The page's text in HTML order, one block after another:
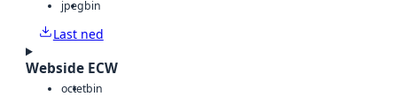
jpegbin
Last ned
Webside ECW
octetbin